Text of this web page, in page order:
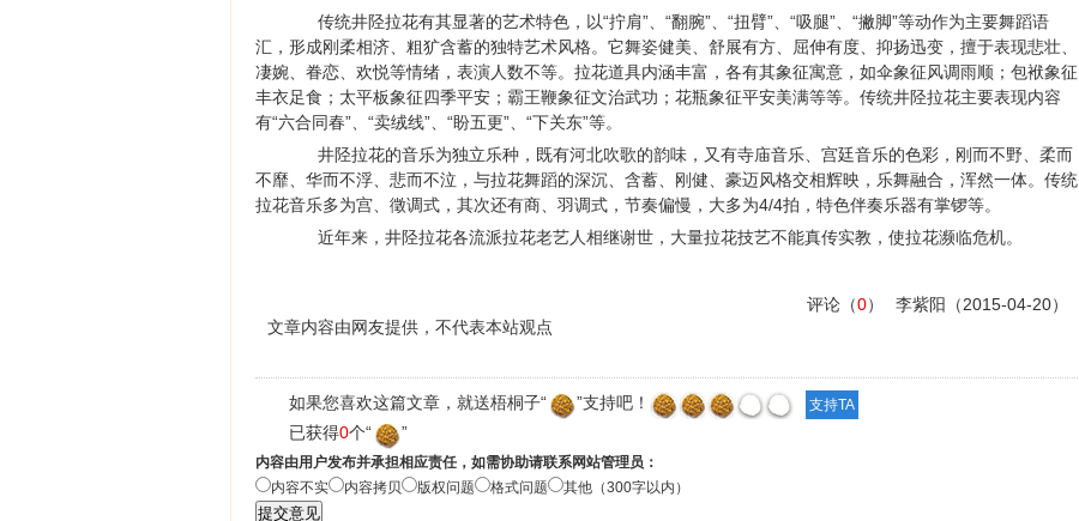
传统井陉拉花有其显著的艺术特色，以“拧肩”、“翻腕”、“扭臂”、“吸腿”、“撇脚”等动作为主要舞蹈语
汇，形成刚柔相济、粗犷含蓄的独特艺术风格。它舞姿健美、舒展有方、屈伸有度、抑扬迅变，擅于表现悲壮、
凄婉、眷恋、欢悦等情绪，表演人数不等。拉花道具内涵丰富，各有其象征寓意，如伞象征风调雨顺；包袱象征
丰衣足食；太平板象征四季平安；霸王鞭象征文治武功；花瓶象征平安美满等等。传统井陉拉花主要表现内容
有“六合同春”、“卖绒线”、“盼五更”、“下关东”等。
井陉拉花的音乐为独立乐种，既有河北吹歌的韵味，又有寺庙音乐、宫廷音乐的色彩，刚而不野、柔而
不靡、华而不浮、悲而不泣，与拉花舞蹈的深沉、含蓄、刚健、豪迈风格交相辉映，乐舞融合，浑然一体。传统
拉花音乐多为宫、徵调式，其次还有商、羽调式，节奏偏慢，大多为4/4拍，特色伴奏乐器有掌锣等。
近年来，井陉拉花各流派拉花老艺人相继谢世，大量拉花技艺不能真传实教，使拉花濒临危机。
李紫阳 （2015-04-20）
评论（0）
文章内容由网友提供，不代表本站观点
如果您喜欢这篇文章，就送梧桐子“
”支持吧！
已获得0个“ ”
内容由用户发布并承担相应责任，如需协助请联系网站管理员：
内容不实
内容拷贝 版权问题 格式问题 其他（300字以内）